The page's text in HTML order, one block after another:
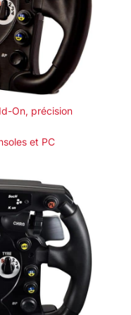
On, précision
et PC